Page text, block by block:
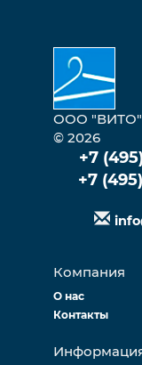
ООО "ВИТО"
© 2026
Компания
О нас
Контакты
+7
+7